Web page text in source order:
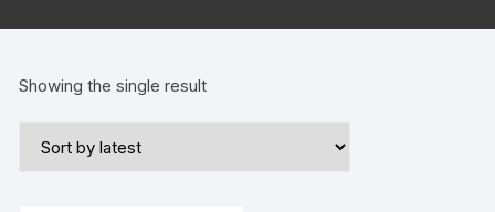
Showing the single result